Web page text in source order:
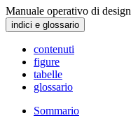
Manuale operativo di design
indici e glossario
contenuti
figure
tabelle
glossario
Sommario